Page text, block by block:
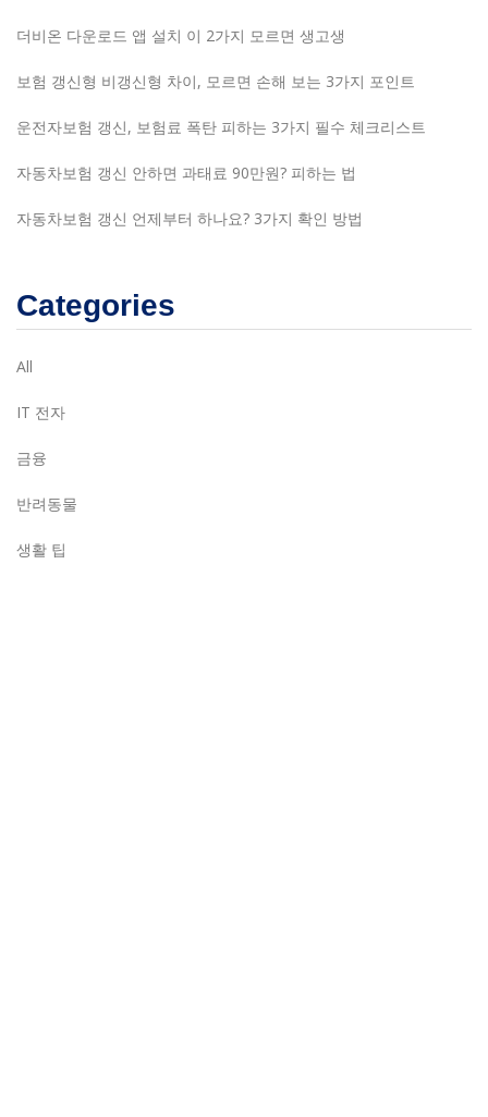
더비온 다운로드 앱 설치 이 2가지 모르면 생고생
보험 갱신형 비갱신형 차이, 모르면 손해 보는 3가지 포인트
운전자보험 갱신, 보험료 폭탄 피하는 3가지 필수 체크리스트
자동차보험 갱신 안하면 과태료 90만원? 피하는 법
자동차보험 갱신 언제부터 하나요? 3가지 확인 방법
Categories
All
IT 전자
금융
반려동물
생활 팁